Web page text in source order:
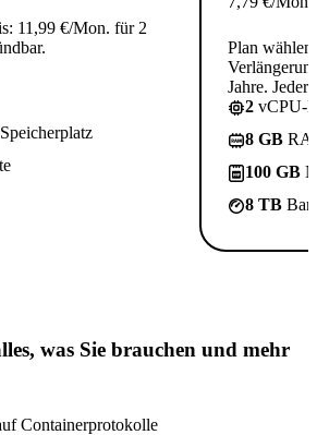
11,99 €/Mon. für 2
Plan wählen
Jahre.
2 vCPU-
8 GB
100 GB
8 TB
was Sie brauchen und mehr
Containerprotokolle